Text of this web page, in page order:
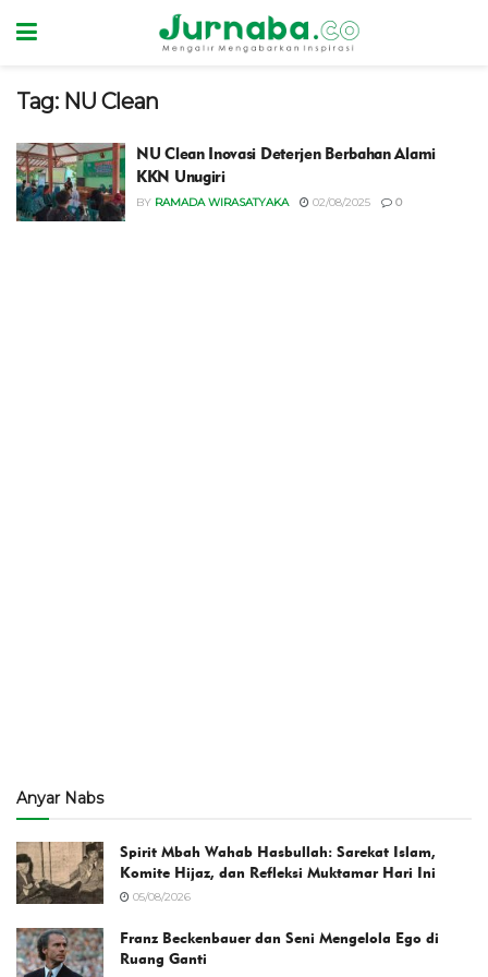
Tag: NU Clean
NU Clean Inovasi Deterjen Berbahan Alami
KKN Unugiri
BY RAMADA WIRASATYAKA 02/08/2025 0
Anyar Nabs
Spirit Mbah Wahab Hasbullah: Sarekat Islam,
Komite Hijaz, dan Refleksi Muktamar Hari Ini
05/08/2026
Franz Beckenbauer dan Seni Mengelola Ego di
Ruang Ganti